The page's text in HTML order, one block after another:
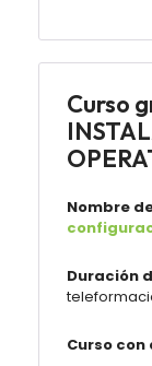
Curso
Nombre
Duración
Curso